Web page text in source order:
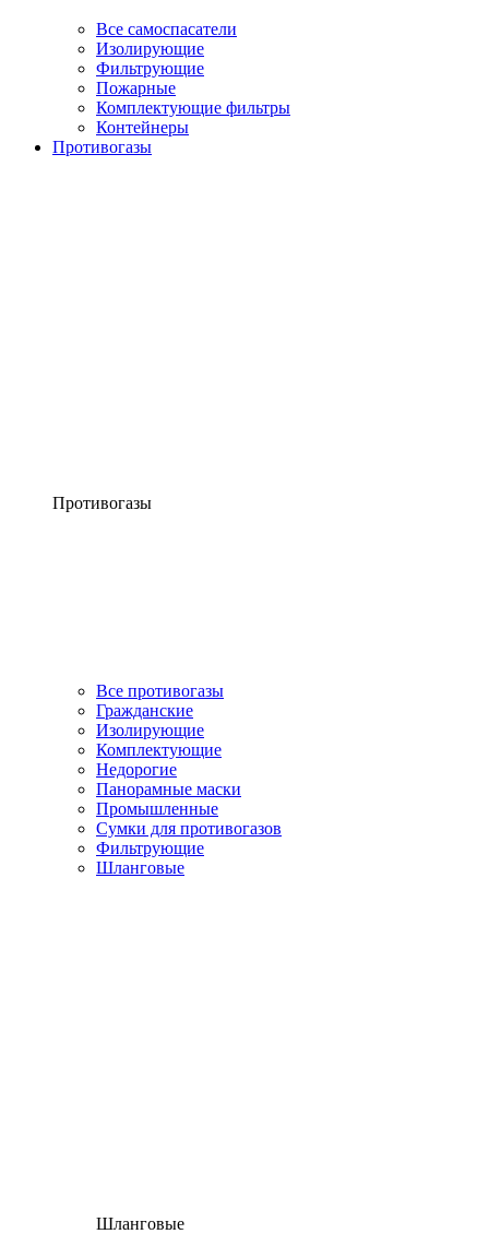
Все самоспасатели
Изолирующие
Фильтрующие
Пожарные
Комплектующие фильтры
Контейнеры
Противогазы
Противогазы
Все противогазы
Гражданские
Изолирующие
Комплектующие
Недорогие
Панорамные маски
Промышленные
Сумки для противогазов
Фильтрующие
Шланговые
Шланговые